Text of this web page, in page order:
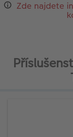
Zde najdete